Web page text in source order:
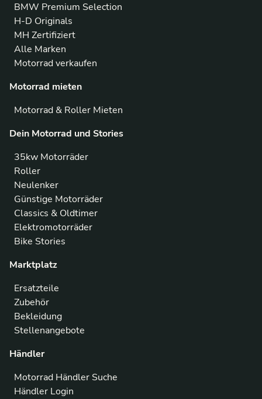
BMW Premium Selection
H-D Originals
MH Zertifiziert
Alle Marken
Motorrad verkaufen
Motorrad mieten
Motorrad & Roller Mieten
Dein Motorrad und Stories
35kw Motorräder
Roller
Neulenker
Günstige Motorräder
Classics & Oldtimer
Elektromotorräder
Bike Stories
Marktplatz
Ersatzteile
Zubehör
Bekleidung
Stellenangebote
Händler
Motorrad Händler Suche
Händler Login